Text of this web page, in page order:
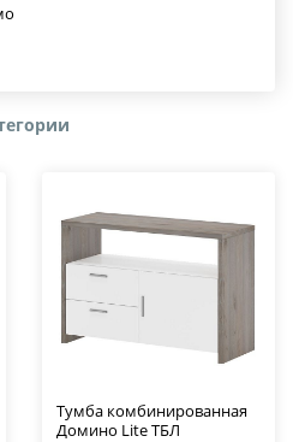
Тумба комбинированная
Домино Lite ТБЛ